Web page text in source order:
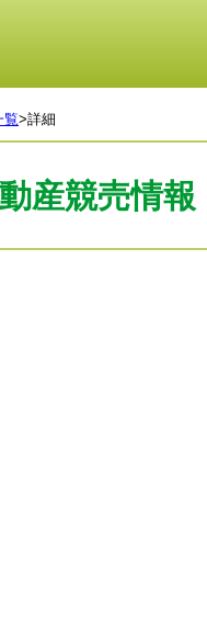
覧>詳細
産競売情報